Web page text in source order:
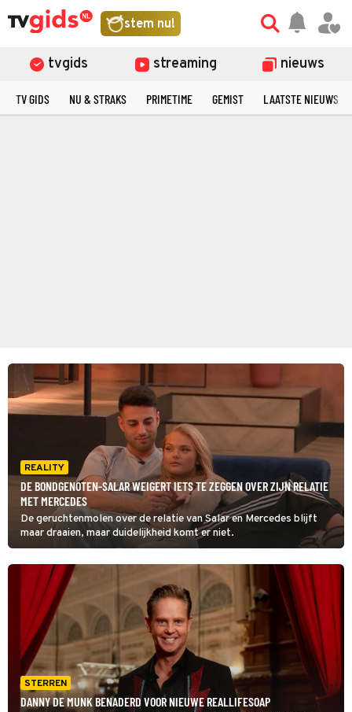
stem nu!
tvgids streaming nieuws
TV GIDS NU & STRAKS PRIMETIME GEMIST LAATSTE NIEUWS
REALITY
DE BONDGENOTEN-SALAR WEIGERT IETS TE ZEGGEN OVER ZIJN RELATIE
MET MERCEDES
De geruchtenmolen over de relatie van Salar en Mercedes blijft
maar draaien, maar duidelijkheid komt er niet.
STERREN
DANNY DE MUNK BENADERD VOOR NIEUWE REALLIFESOAP